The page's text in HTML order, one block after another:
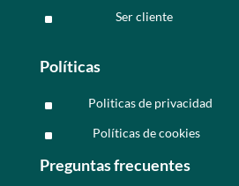
^ Ser cliente
Políticas
^ Politicas de privacidad
^ Políticas de cookies
Preguntas frecuentes